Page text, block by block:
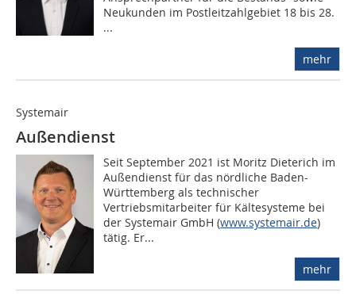
Neukunden im Postleitzahlgebiet 18 bis 28.
...
mehr
Systemair
Außendienst
Seit September 2021 ist Moritz Dieterich im
Außendienst für das nördliche Baden-
Württemberg als technischer
Vertriebsmitarbeiter für Kältesysteme bei
der Systemair GmbH (www.systemair.de)
tätig. Er...
mehr